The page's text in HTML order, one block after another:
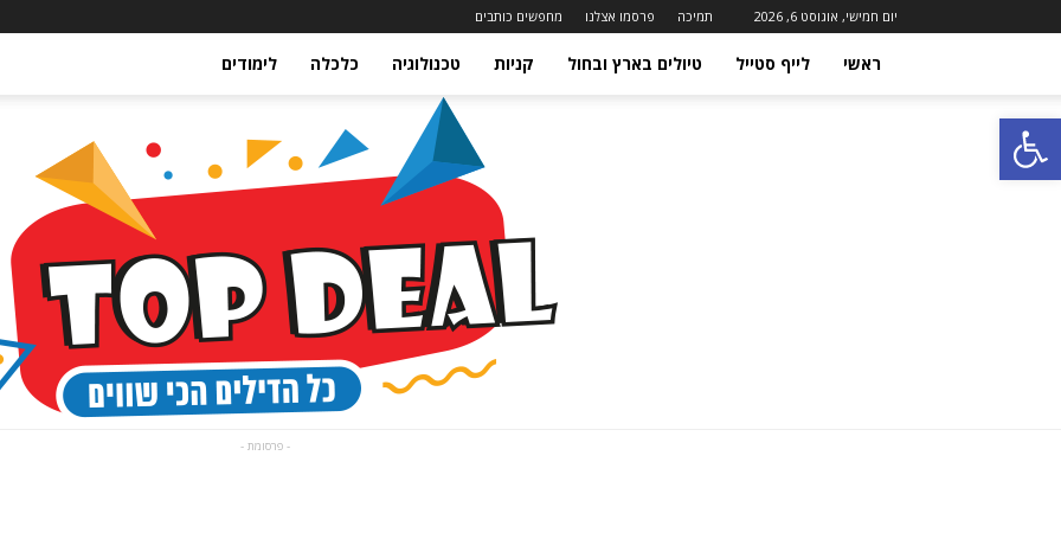
Open toolbar
יום חמישי, אוגוסט 6, 2026 תמיכה פרסמו אצלנו מחפשים כותבים
ראשי לייף סטייל טיולים בארץ ובחול קניות טכנולוגיה כלכלה לימודים
- פרסומת -